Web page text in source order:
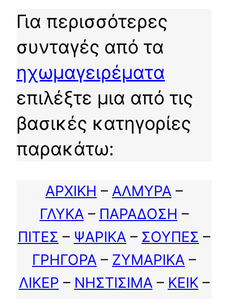
Για περισσότερες
συνταγές από τα
ηχωμαγειρέματα
επιλέξτε μια από τις
βασικές κατηγορίες
παρακάτω:
ΑΡΧΙΚΗ – ΑΛΜΥΡΑ –
ΓΛΥΚΑ– ΠΑΡΑΔΟΣΗ –
ΠΙΤΕΣ – ΨΑΡΙΚΑ – ΣΟΥΠΕΣ –
ΓΡΗΓΟΡΑ – ΖΥΜΑΡΙΚΑ –
ΛΙΚΕΡ – ΝΗΣΤΙΣΙΜΑ– ΚΕΙΚ–